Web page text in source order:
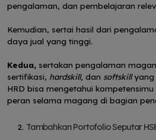
pengalaman, dan pembelajaran
Kemudian, sertai hasil dari
daya jual yang tinggi.
Kedua, sertakan pengalaman
sertifikasi, hardskill, dan softskillyang
HRD bisa mengetahui
peran selama magang di bagian
Tambahkan Portofolio Seputar